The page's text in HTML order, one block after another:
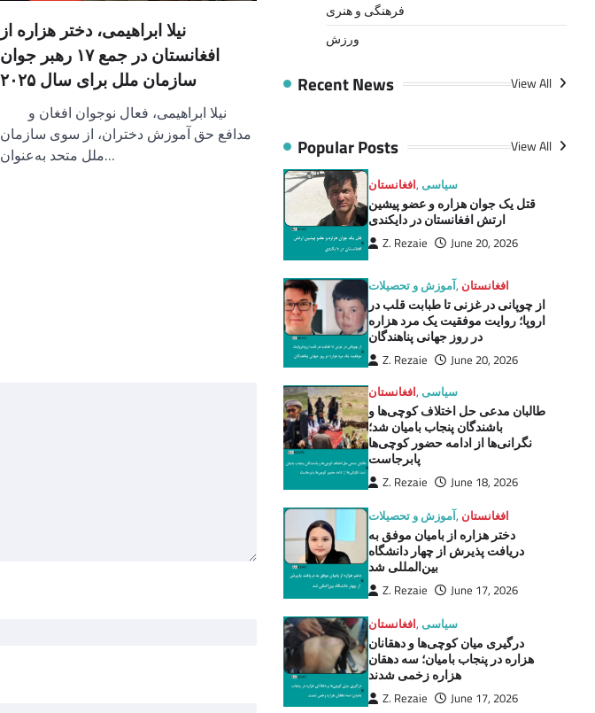
نیلا ابراهیمی، دختر هزاره از
افغانستان در جمع ۱۷ رهبر جوان
سازمان ملل برای سال ۲۰۲۵
مدافع حق آموزش دختران، از سوی سازمان
ملل متحد به‌عنوان…
فرهنگی و هنری
ورزش
Recent News View All
Popular Posts View All
افغانستان, سیاسی
قتل یک جوان هزاره و عضو پیشین
ارتش افغانستان در دایکندی
Z. Rezaie June 20, 2026
آموزش و تحصیلات, افغانستان
از چوپانی در غزنی تا طبابت قلب در
اروپا؛ روایت موفقیت یک مرد هزاره
در روز جهانی پناهندگان
Z. Rezaie
June 20, 2026
افغانستان, سیاسی
طالبان مدعی حل اختلاف کوچی‌ها و
باشندگان پنجاب بامیان شد؛
نگرانی‌ها از ادامه حضور کوچی‌ها
پابرجاست
Z. Rezaie
June 18, 2026
آموزش و تحصیلات, افغانستان
دختر هزاره از بامیان موفق به
دریافت پذیرش از چهار دانشگاه
بین‌المللی شد
Z. Rezaie June 17, 2026
افغانستان, سیاسی
درگیری میان کوچی‌ها و دهقانان
هزاره در پنجاب بامیان؛ سه دهقان
هزاره زخمی شدند
Z. Rezaie June 17, 2026